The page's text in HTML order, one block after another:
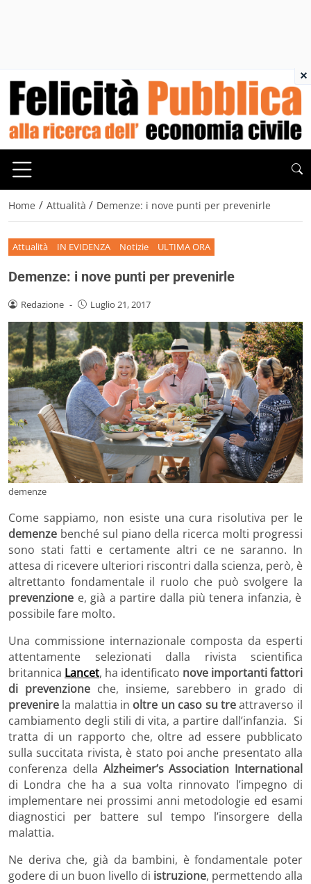
Home / Attualità / Demenze: i nove punti per prevenirle
Attualità IN EVIDENZA Notizie ULTIMA ORA
Demenze: i nove punti per prevenirle
Redazione - Luglio 21, 2017
demenze
Come sappiamo, non esiste una cura risolutiva per le
demenze benché sul piano della ricerca molti progressi
sono stati fatti e certamente altri ce ne saranno. In
attesa di ricevere ulteriori riscontri dalla scienza, però, è
altrettanto fondamentale il ruolo che può svolgere la
prevenzione e, già a partire dalla più tenera infanzia, è
possibile fare molto.
Una commissione internazionale composta da esperti
attentamente selezionati dalla rivista scientifica
britannica Lancet, ha identificato nove importanti fattori
di prevenzione che, insieme, sarebbero in grado di
prevenire la malattia in oltre un caso su treattraverso il
cambiamento degli stili di vita, a partire dall’infanzia. Si
tratta di un rapporto che, oltre ad essere pubblicato
sulla succitata rivista, è stato poi anche presentato alla
conferenza della Alzheimer’s Association International
di Londra che ha a sua volta rinnovato l’impegno di
implementare nei prossimi anni metodologie ed esami
diagnostici per battere sul tempo l’insorgere della
malattia.
Ne deriva che, già da bambini, è fondamentale poter
godere di un buon livello di istruzione, permettendo alla
×